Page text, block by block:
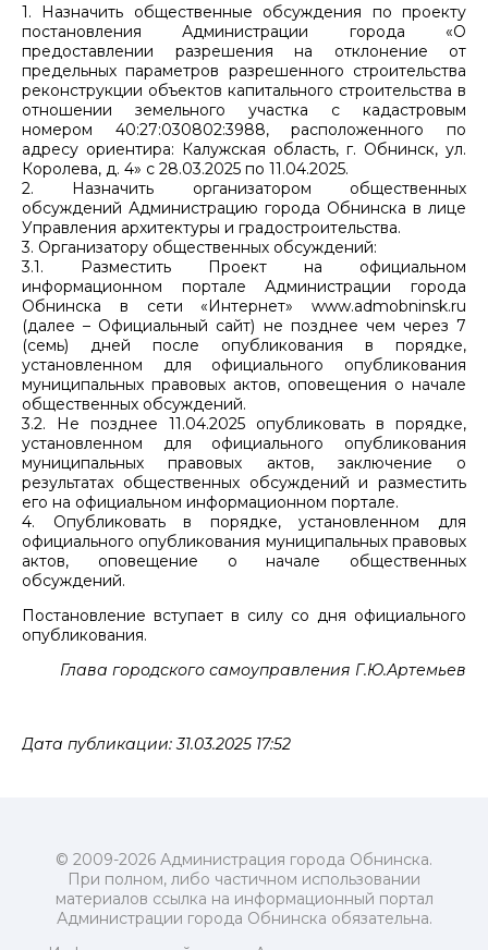
1. Назначить общественные обсуждения по проекту
постановления Администрации города «О
предоставлении разрешения на отклонение от
предельных параметров разрешенного строительства
реконструкции объектов капитального строительства в
отношении земельного участка с кадастровым
номером 40:27:030802:3988, расположенного по
адресу ориентира: Калужская область, г. Обнинск, ул.
Королева, д. 4» с 28.03.2025 по 11.04.2025.
2. Назначить организатором общественных
обсуждений Администрацию города Обнинска в лице
Управления архитектуры и градостроительства.
3. Организатору общественных обсуждений:
3.1. Разместить Проект на официальном
информационном портале Администрации города
Обнинска в сети «Интернет» www.admobninsk.ru
(далее – Официальный сайт) не позднее чем через 7
(семь) дней после опубликования в порядке,
установленном для официального опубликования
муниципальных правовых актов, оповещения о начале
общественных обсуждений.
3.2. Не позднее 11.04.2025 опубликовать в порядке,
установленном для официального опубликования
муниципальных правовых актов, заключение о
результатах общественных обсуждений и разместить
его на официальном информационном портале.
4. Опубликовать в порядке, установленном для
официального опубликования муниципальных правовых
актов, оповещение о начале общественных
обсуждений.
Постановление вступает в силу со дня официального
опубликования.
Глава городского самоуправления Г.Ю.Артемьев
Дата публикации: 31.03.2025 17:52
© 2009-2026 Администрация города Обнинска.
При полном, либо частичном использовании
материалов ссылка на информационный портал
Администрации города Обнинска обязательна.